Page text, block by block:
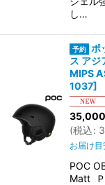
し…
ポ
ス アジ
MIPS
1037]
35,000
(税込:
お届け目
POC
Matt Ｐ